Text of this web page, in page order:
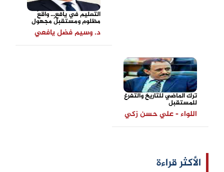
التعليم في يافع... واقعٌ
مظلوم ومستقبلٌ مجهول
د. وسيم فضل يافعي
ترك الماضي للتاريخ والتفرغ
للمستقبل
اللواء - علي حسن زكي
الأكثر قراءة